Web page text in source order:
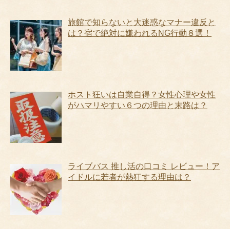
旅館で知らないと大迷惑なマナー違反と
は？宿で絶対に嫌われるNG行動８選！
ホスト狂いは自業自得？女性心理や女性
がハマリやすい６つの理由と末路は？
ライブバス 推し活の口コミ レビュー！ア
イドルに若者が熱狂する理由は？